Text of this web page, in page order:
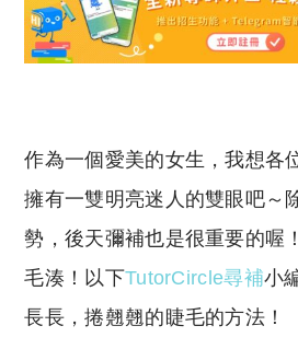
作為一個愛美的女生，我想各
擁有一雙明亮迷人的雙眼吧～
勢，後天彌補也是很重要的喔
毛湊！以下TutorCircle尋補小
長長，捲翹翹的睫毛的方法！